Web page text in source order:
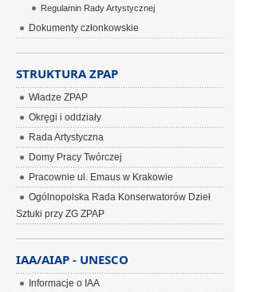
Regulamin Rady Artystycznej
Dokumenty członkowskie
STRUKTURA ZPAP
Władze ZPAP
Okręgi i oddziały
Rada Artystyczna
Domy Pracy Twórczej
Pracownie ul. Emaus w Krakowie
Ogólnopolska Rada Konserwatorów Dzieł
Sztuki przy ZG ZPAP
IAA/AIAP - UNESCO
Informacje o IAA